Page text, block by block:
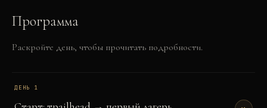
Программа
Раскройте день, чтобы прочитать подробности.
ДЕНЬ 1